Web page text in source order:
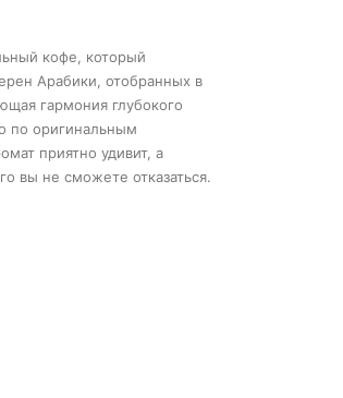
кофе, который
Арабики, отобранных в
гармония глубокого
по оригинальным
приятно удивит, а
вы не сможете отказаться.